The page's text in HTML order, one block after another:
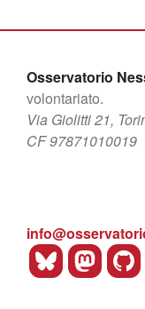
Osservatorio
volontariato.
Via Giolitti 21,
CF 97871010019